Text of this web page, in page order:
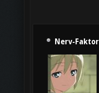
Nerv-Faktor